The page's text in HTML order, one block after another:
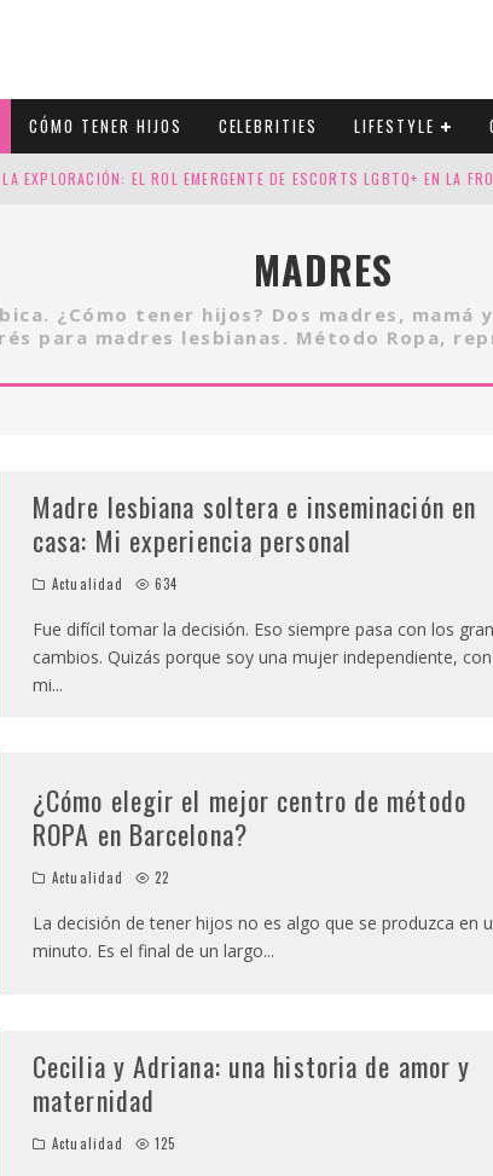
CÓMO TENER HIJOS CELEBRITIES LIFESTYLE
EXPLORACIÓN: EL ROL EMERGENTE DE ESCORTS LGBTQ+ EN LA
CON CUATRO SELLOS QUE HONRAN LA HISTORIA LGTB
JUGADOR DE LA NBA QUE SALIÓ DEL ARMARIO, SE CASA CON SU
MADRES
¿Cómo tener hijos? Dos madres,
para madres lesbianas. Método Ropa,
Madre lesbiana soltera e inseminación en
casa: Mi experiencia personal
Actualidad 634
Fue difícil tomar la decisión. Eso siempre pasa con los
cambios. Quizás porque soy una mujer independiente, con
mi...
¿Cómo elegir el mejor centro de método
ROPA en Barcelona?
Actualidad 22
La decisión de tener hijos no es algo que se produzca en
minuto. Es el final de un largo...
Cecilia y Adriana: una historia de amor y
maternidad
Actualidad 125